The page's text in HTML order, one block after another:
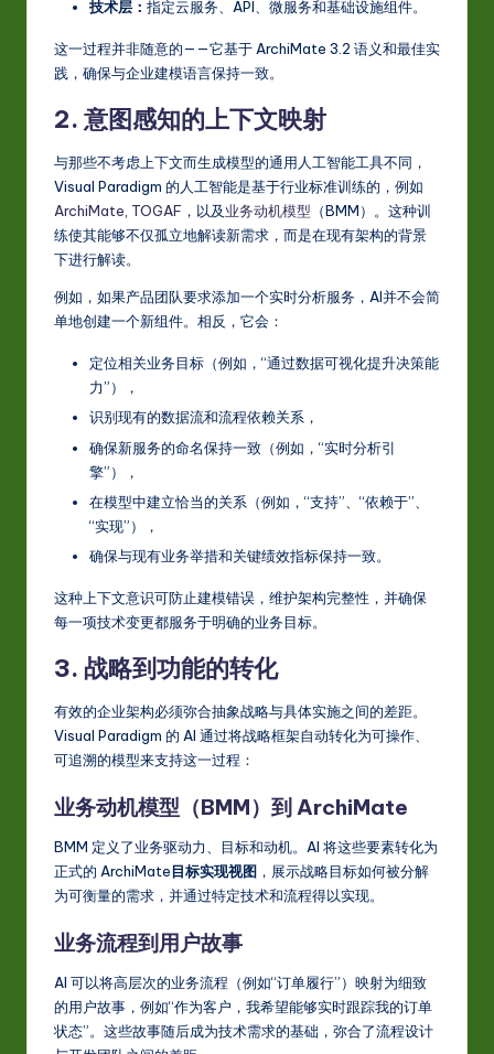
技术层： 指定云服务、API、微服务和基础设施组件。
这一过程并非随意的——它基于 ArchiMate 3.2 语义和最佳实
践，确保与企业建模语言保持一致。
2. 意图感知的上下文映射
与那些不考虑上下文而生成模型的通用人工智能工具不同，
Visual Paradigm 的人工智能是基于行业标准训练的，例如
ArchiMate, TOGAF ，以及业务动机模型 （BMM）。这种训
练使其能够不仅孤立地解读新需求，而是在现有架构的背景
下进行解读。
例如，如果产品团队要求添加一个实时分析服务，AI并不会简
单地创建一个新组件。相反，它会：
定位相关业务目标（例如，“通过数据可视化提升决策能
力”），
识别现有的数据流和流程依赖关系，
确保新服务的命名保持一致（例如，“实时分析引
擎”），
在模型中建立恰当的关系（例如，“支持”、“依赖于”、
“实现”），
确保与现有业务举措和关键绩效指标保持一致。
这种上下文意识可防止建模错误，维护架构完整性，并确保
每一项技术变更都服务于明确的业务目标。
3. 战略到功能的转化
有效的企业架构必须弥合抽象战略与具体实施之间的差距。
Visual Paradigm 的 AI 通过将战略框架自动转化为可操作、
可追溯的模型来支持这一过程：
业务动机模型（BMM）到 ArchiMate
BMM 定义了业务驱动力、目标和动机。AI 将这些要素转化为
正式的 ArchiMate目标实现视图 ，展示战略目标如何被分解
为可衡量的需求，并通过特定技术和流程得以实现。
业务流程到用户故事
AI 可以将高层次的业务流程（例如“订单履行”）映射为细致
的用户故事，例如“作为客户，我希望能够实时跟踪我的订单
状态”。这些故事随后成为技术需求的基础，弥合了流程设计